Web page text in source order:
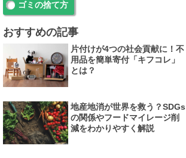
ゴミの捨て方
おすすめの記事
片付けが4つの社会貢献に！不
用品を簡単寄付「キフコレ」
とは？
地産地消が世界を救う？SDGs
の関係やフードマイレージ削
減をわかりやすく解説